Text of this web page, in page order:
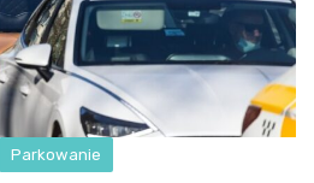
Parkowanie